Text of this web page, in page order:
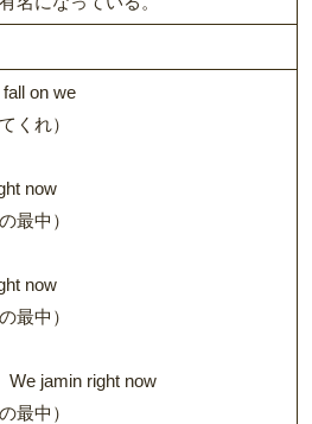
on we
くれ）
now
最中）
now
最中）
We jamin right now
最中）